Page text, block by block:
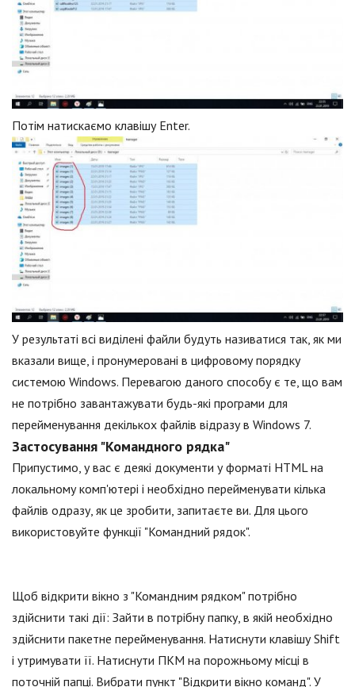
Потім натискаємо клавішу Enter.
У результаті всі виділені файли будуть називатися так, як ми
вказали вище, і пронумеровані в цифровому порядку
системою Windows. Перевагою даного способу є те, що вам
не потрібно завантажувати будь-які програми для
перейменування декількох файлів відразу в Windows 7.
Застосування "Командного рядка"
Припустимо, у вас є деякі документи у форматі HTML на
локальному комп'ютері і необхідно перейменувати кілька
файлів одразу, як це зробити, запитаєте ви. Для цього
використовуйте функції "Командний рядок".
Щоб відкрити вікно з "Командним рядком" потрібно
здійснити такі дії: Зайти в потрібну папку, в якій необхідно
здійснити пакетне перейменування. Натиснути клавішу Shift
і утримувати її. Натиснути ПКМ на порожньому місці в
поточній папці. Вибрати пункт "Відкрити вікно команд". У